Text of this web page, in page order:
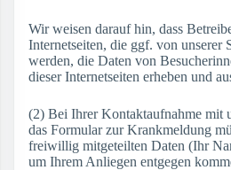
Wir weisen darauf hin, dass
Internetseiten, die ggf. von unserer
werden, die Daten von
dieser Internetseiten erheben und
(2) Bei Ihrer Kontaktaufnahme mit
das Formular zur Krankmeldung
freiwillig mitgeteilten Daten (Ihr
um Ihrem Anliegen entgegen